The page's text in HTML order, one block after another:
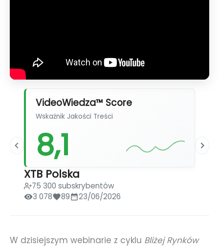
VideoWiedza™ Score
Wskaźnik Jakości Treści
8,1
XTB Polska
75 300 subskrybentów
3 078
89 23/06/2026
W dzisiejszym webinarie z cyklu Bliżej Rynków